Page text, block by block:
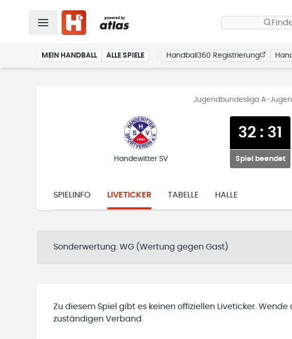
MEIN HANDBALL ALLE SPIELE Handball360 Registrierung
Jugendbundesliga A-
Handewitter SV
32 : 31
Spiel beendet
SPIELINFO LIVETICKER TABELLE HALLE
Sonderwertung: WG (Wertung gegen Gast)
Zu diesem Spiel gibt es keinen offiziellen Liveticker.
zuständigen Verband.